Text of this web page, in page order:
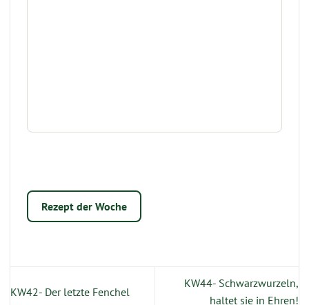
Rezept der Woche
KW42- Der letzte Fenchel
KW44- Schwarzwurzeln,
haltet sie in Ehren!